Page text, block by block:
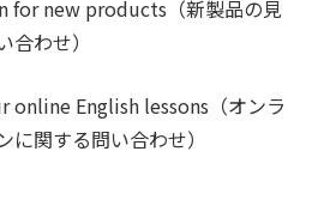
for new products（新製品の見
わせ）
English lessons（オンラ
に関する問い合わせ）